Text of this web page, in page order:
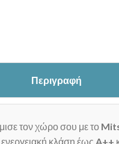
Περιγραφή
τον χώρο σου με το
ενεργειακή κλάση έως A++